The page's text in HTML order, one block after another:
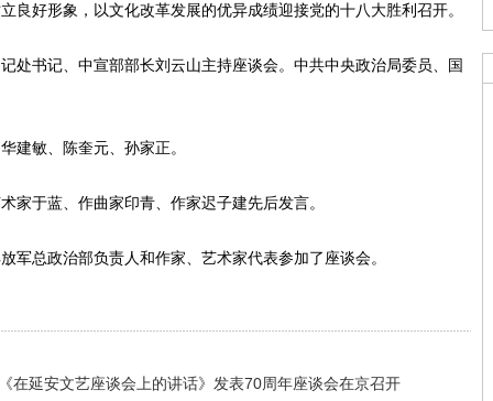
良好形象，以文化改革发展的优异成绩迎接党的十八大胜利召开。
书记、中宣部部长刘云山主持座谈会。中共中央政治局委员、国
敏、陈奎元、孙家正。
于蓝、作曲家印青、作家迟子建先后发言。
总政治部负责人和作家、艺术家代表参加了座谈会。
在延安文艺座谈会上的讲话》发表70周年座谈会在京召开